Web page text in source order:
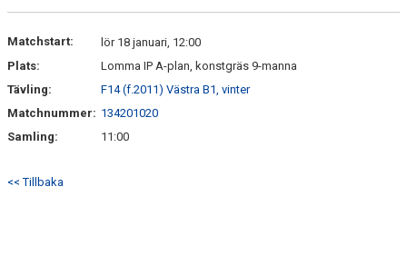
KONTAKT
SÄSONGSPLANERING
Matchstart:
lör 18 januari, 12:00
Plats:
Lomma IP A-plan, konstgräs 9-manna
Tävling:
F14 (f.2011) Västra B1, vinter
Matchnummer: 134201020
Samling:
11:00
<< Tillbaka